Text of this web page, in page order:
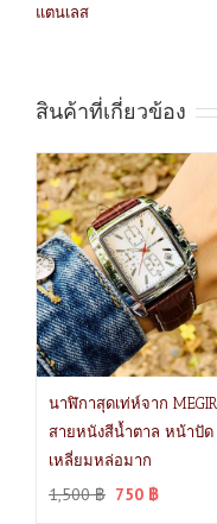
แตนเลส
สินค้าที่เกี่ยวข้อง
นาฬิกาสุดเท่ห์จาก MEGIR
สายหนังสีน้ำตาล หน้าปัด
เหลี่ยมหล่อมาก
1,500฿ 750 ฿